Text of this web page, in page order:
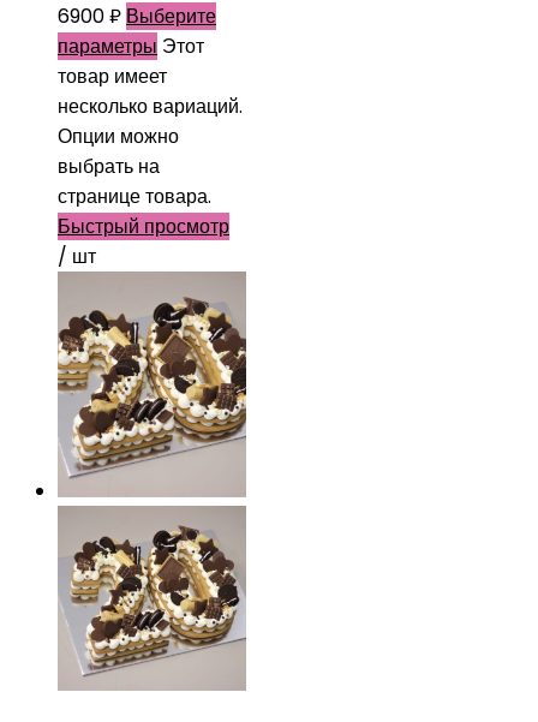
6900₽ Выберите
параметры Этот
товар имеет
несколько вариаций.
Опции можно
выбрать на
странице товара.
Быстрый просмотр
/ шт